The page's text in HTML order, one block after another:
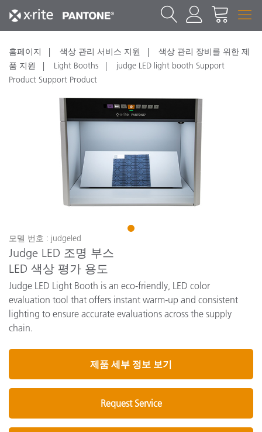
홈페이지 색상 관리 서비스 지원
색상 관리 장비를 위한 제
품 지원
Light Booths
judge LED light booth Support
Product Support Product
1
모델 번호 : judgeled
Judge LED 조명 부스
LED 색상 평가 용도
Judge LED Light Booth is an eco-friendly, LED color
evaluation tool that offers instant warm-up and consistent
lighting to ensure accurate evaluations across the supply
chain.
제품 세부 정보 보기
Request Service